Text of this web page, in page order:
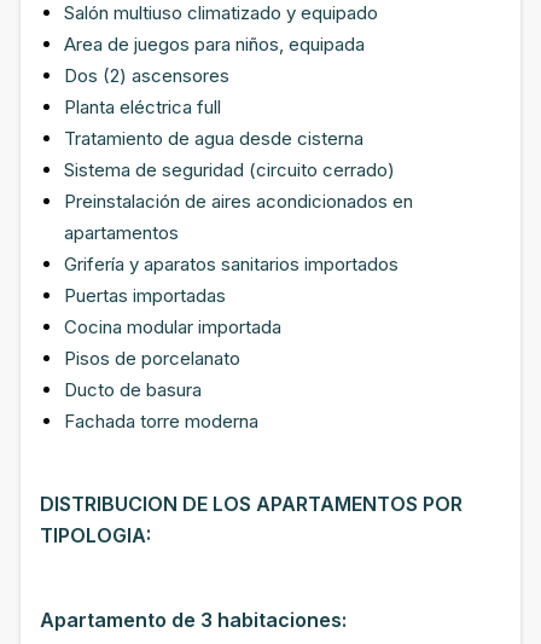
Salón multiuso climatizado y equipado
Area de juegos para niños, equipada
Dos (2) ascensores
Planta eléctrica full
Tratamiento de agua desde cisterna
Sistema de seguridad (circuito cerrado)
Preinstalación de aires acondicionados en
apartamentos
Grifería y aparatos sanitarios importados
Puertas importadas
Cocina modular importada
Pisos de porcelanato
Ducto de basura
Fachada torre moderna
DISTRIBUCION DE LOS APARTAMENTOS POR
TIPOLOGIA:
Apartamento de 3 habitaciones: